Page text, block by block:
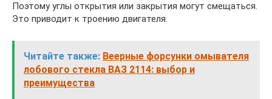
Поэтому углы открытия или закрытия могут смещаться.
Это приводит к троению двигателя.
Читайте также: Веерные форсунки омывателя
лобового стекла ВАЗ 2114: выбор и
преимущества